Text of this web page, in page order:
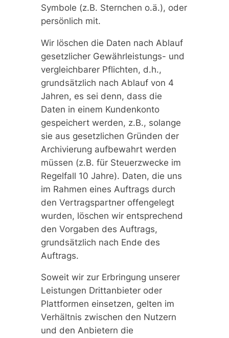
Symbole (z.B. Sternchen o.ä.), oder
persönlich mit.
Wir löschen die Daten nach Ablauf
gesetzlicher Gewährleistungs- und
vergleichbarer Pflichten, d.h.,
grundsätzlich nach Ablauf von 4
Jahren, es sei denn, dass die
Daten in einem Kundenkonto
gespeichert werden, z.B., solange
sie aus gesetzlichen Gründen der
Archivierung aufbewahrt werden
müssen (z.B. für Steuerzwecke im
Regelfall 10 Jahre). Daten, die uns
im Rahmen eines Auftrags durch
den Vertragspartner offengelegt
wurden, löschen wir entsprechend
den Vorgaben des Auftrags,
grundsätzlich nach Ende des
Auftrags.
Soweit wir zur Erbringung unserer
Leistungen Drittanbieter oder
Plattformen einsetzen, gelten im
Verhältnis zwischen den Nutzern
und den Anbietern die